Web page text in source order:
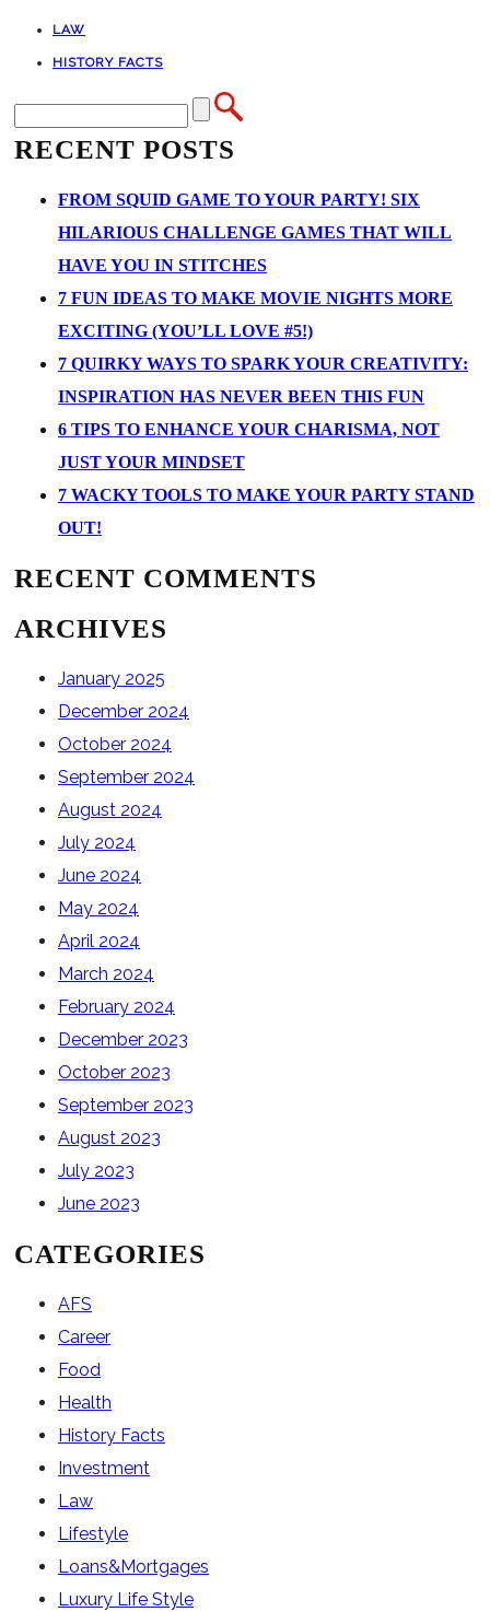
LAW
HISTORY FACTS
RECENT POSTS
FROM SQUID GAME TO YOUR PARTY! SIX
HILARIOUS CHALLENGE GAMES THAT WILL
HAVE YOU IN STITCHES
7 FUN IDEAS TO MAKE MOVIE NIGHTS MORE
EXCITING (YOU’LL LOVE #5!)
7 QUIRKY WAYS TO SPARK YOUR CREATIVITY:
INSPIRATION HAS NEVER BEEN THIS FUN
6 TIPS TO ENHANCE YOUR CHARISMA, NOT
JUST YOUR MINDSET
7 WACKY TOOLS TO MAKE YOUR PARTY STAND
OUT!
RECENT COMMENTS
ARCHIVES
January 2025
December 2024
October 2024
September 2024
August 2024
July 2024
June 2024
May 2024
April 2024
March 2024
February 2024
December 2023
October 2023
September 2023
August 2023
July 2023
June 2023
CATEGORIES
AFS
Career
Food
Health
History Facts
Investment
Law
Lifestyle
Loans&Mortgages
Luxury Life Style